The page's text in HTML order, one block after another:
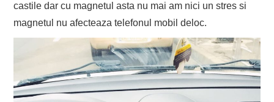
castile dar cu magnetul asta nu mai am nici un stres si
magnetul nu afecteaza telefonul mobil deloc.